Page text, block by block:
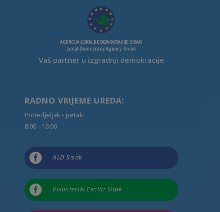
Vaš partner u izgradnji demokracije
RADNO VRIJEME UREDA:
Ponedjeljak - petak:
8:00 - 16:00
 ALD Sisak
 Volonterski Centar Sisak